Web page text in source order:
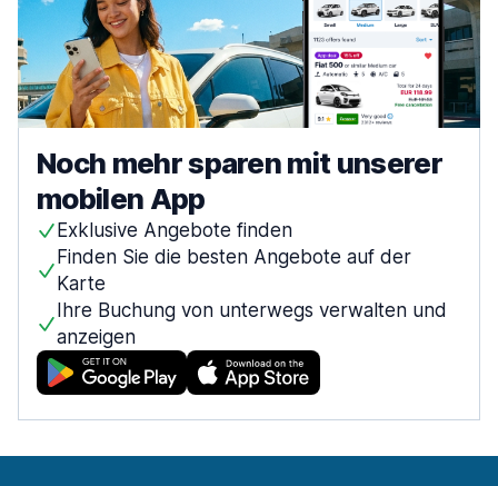
Noch mehr sparen mit unserer
mobilen App
Exklusive Angebote finden
Finden Sie die besten Angebote auf der
Karte
Ihre Buchung von unterwegs verwalten und
anzeigen